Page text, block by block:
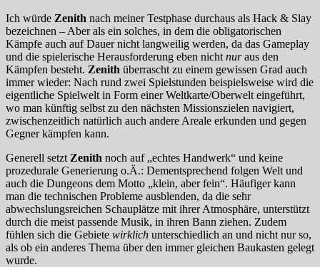
Ich würde Zenith nach meiner Testphase durchaus als Hack & Slay
bezeichnen – Aber als ein solches, in dem die obligatorischen
Kämpfe auch auf Dauer nicht langweilig werden, da das Gameplay
und die spielerische Herausforderung eben nicht nuraus den
Kämpfen besteht. Zenith überrascht zu einem gewissen Grad auch
immer wieder: Nach rund zwei Spielstunden beispielsweise wird die
eigentliche Spielwelt in Form einer Weltkarte/Oberwelt eingeführt,
wo man künftig selbst zu den nächsten Missionszielen navigiert,
zwischenzeitlich natürlich auch andere Areale erkunden und gegen
Gegner kämpfen kann.
Generell setzt Zenith noch auf „echtes Handwerk“ und keine
prozedurale Generierung o.Ä.: Dementsprechend folgen Welt und
auch die Dungeons dem Motto „klein, aber fein“. Häufiger kann
man die technischen Probleme ausblenden, da die sehr
abwechslungsreichen Schauplätze mit ihrer Atmosphäre, unterstützt
durch die meist passende Musik, in ihren Bann ziehen. Zudem
fühlen sich die Gebiete wirklich unterschiedlich an und nicht nur so,
als ob ein anderes Thema über den immer gleichen Baukasten gelegt
wurde.